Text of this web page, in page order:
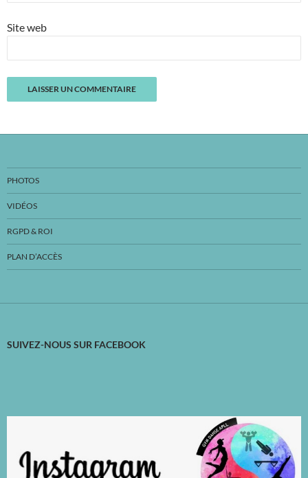
Site web
PHOTOS
VIDÉOS
RGPD & ROI
PLAN D’ACCÈS
SUIVEZ-NOUS SUR FACEBOOK